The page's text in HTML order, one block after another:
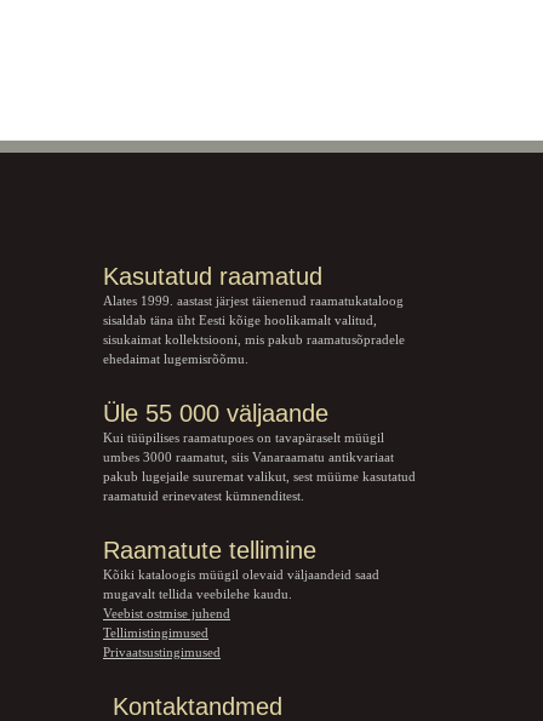
Kasutatud raamatud
Alates 1999. aastast järjest täienenud raamatukataloog
sisaldab täna üht Eesti kõige hoolikamalt valitud,
sisukaimat kollektsiooni, mis pakub raamatusõpradele
ehedaimat lugemisrõõmu.
Üle 55 000 väljaande
Kui tüüpilises raamatupoes on tavapäraselt müügil
umbes 3000 raamatut, siis Vanaraamatu antikvariaat
pakub lugejaile suuremat valikut, sest müüme kasutatud
raamatuid erinevatest kümnenditest.
Raamatute tellimine
Kõiki kataloogis müügil olevaid väljaandeid saad
mugavalt tellida veebilehe kaudu.
Veebist ostmise juhend
Tellimistingimused
Privaatsustingimused
Kontaktandmed